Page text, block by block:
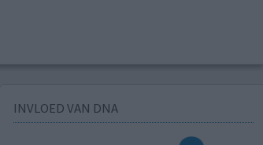
INVLOED VAN DNA